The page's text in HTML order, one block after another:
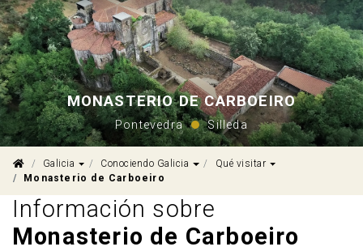
MONASTERIO DE CARBOEIRO
Pontevedra Silleda
Galicia Dropdown
Conociendo Galicia Dropdown
Qué visitar Dropdown
Monasterio de Carboeiro
Información sobre
Monasterio de Carboeiro